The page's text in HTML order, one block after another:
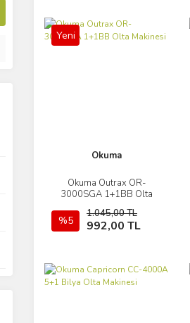
Yeni
Okuma
Okuma Outrax OR-
3000SGA 1+1BB Olta
%5
1.045,00 TL
992,00 TL
İncele
Sepete Ekle